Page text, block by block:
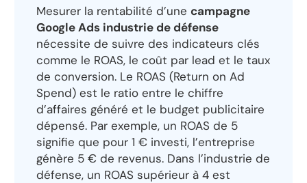
Mesurer la rentabilité d’une campagne
Google Ads industrie de défense
nécessite de suivre des indicateurs clés
comme le ROAS, le coût par lead et le taux
de conversion. Le ROAS (Return on Ad
Spend) est le ratio entre le chiffre
d’affaires généré et le budget publicitaire
dépensé. Par exemple, un ROAS de 5
signifie que pour 1 € investi, l’entreprise
génère 5 € de revenus. Dans l’industrie de
défense, un ROAS supérieur à 4 est